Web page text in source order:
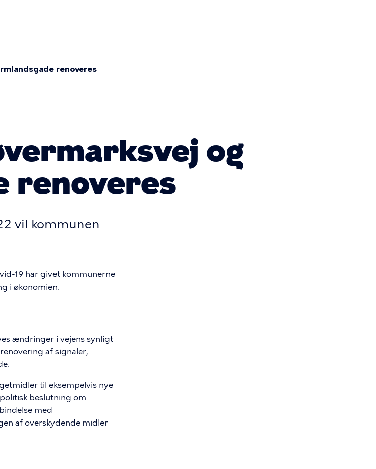
renoveres
og
renoveres
vil kommunen
19 har givet kommunerne
i økonomien.
ændringer i vejens synligt
af signaler,
til eksempelvis nye
beslutning om
med
af overskydende midler